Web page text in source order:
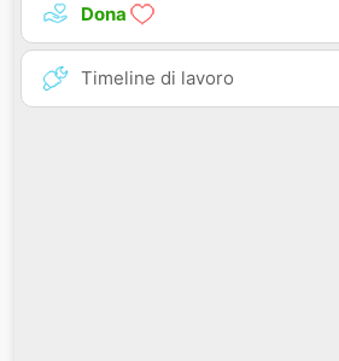
Dona
Timeline di lavoro